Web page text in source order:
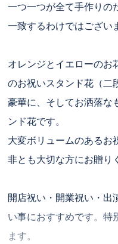
一つ一つが全て手作りの
一致するわけではござい
オレンジとイエローのお
のお祝いスタンド花（二
豪華に、そしてお洒落な
ンド花です。
大変ボリュームのあるお
非とも大切な方にお贈り
開店祝い・開業祝い・出
い事におすすめです。特
ます。